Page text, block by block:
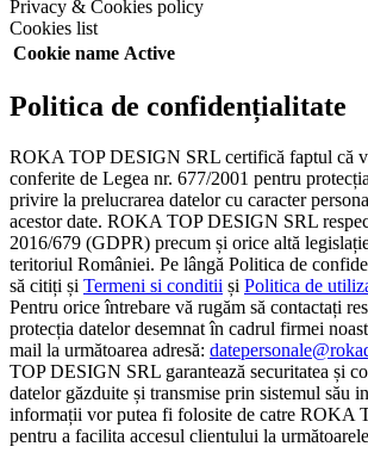
Privacy & Cookies policy
Cookies list
Cookie name Active
Politica de confidențialitate
ROKA TOP DESIGN SRL certifică faptul că
conferite de Legea nr. 677/2001 pentru
privire la prelucrarea datelor cu caracter
acestor date. ROKA TOP DESIGN SRL
2016/679 (GDPR) precum și orice altă
teritoriul României. Pe lângă Politica de
să citiți și Termeni si conditii și Politica de
Pentru orice întrebare vă rugăm să contactați
protecția datelor desemnat în cadrul firmei
mail la următoarea adresă:
TOP DESIGN SRL garantează securitatea și
datelor găzduite și transmise prin sistemul său
informații vor putea fi folosite de catre ROKA
pentru a facilita accesul clientului la